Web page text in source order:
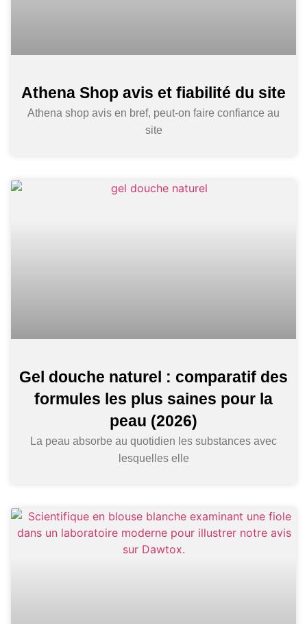
Athena Shop avis et fiabilité du site
Athena shop avis en bref, peut-on faire confiance au
site
Gel douche naturel : comparatif des
formules les plus saines pour la
peau (2026)
La peau absorbe au quotidien les substances avec
lesquelles elle